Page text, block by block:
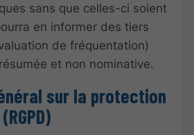
sans que celles-ci soient
en informer des tiers
de fréquentation)
et non nominative.
sur la protection